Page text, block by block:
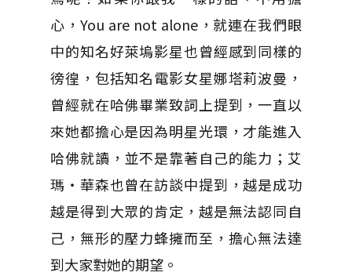
心，You are not alone，就連在我們眼
中的知名好萊塢影星也曾經感到同樣的
徬徨，包括知名電影女星娜塔莉波曼，
曾經就在哈佛畢業致詞上提到，一直以
來她都擔心是因為明星光環，才能進入
哈佛就讀，並不是靠著自己的能力；艾
瑪・華森也曾在訪談中提到，越是成功
越是得到大眾的肯定，越是無法認同自
己，無形的壓力蜂擁而至，擔心無法達
到大家對她的期望。